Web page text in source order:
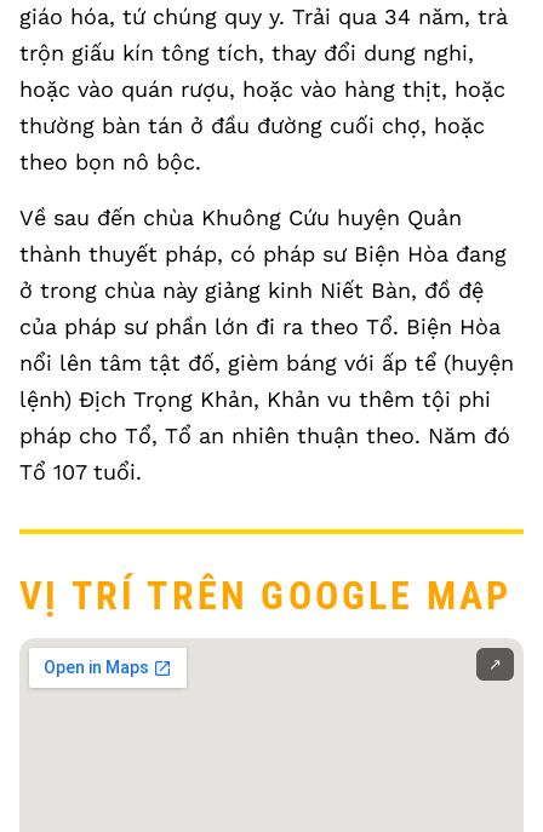
giáo hóa, tứ chúng quy y. Trải qua 34 năm, trà
trộn giấu kín tông tích, thay đổi dung nghi,
hoặc vào quán rượu, hoặc vào hàng thịt, hoặc
thường bàn tán ở đầu đường cuối chợ, hoặc
theo bọn nô bộc.
Về sau đến chùa Khuông Cứu huyện Quản
thành thuyết pháp, có pháp sư Biện Hòa đang
ở trong chùa này giảng kinh Niết Bàn, đồ đệ
của pháp sư phần lớn đi ra theo Tổ. Biện Hòa
nổi lên tâm tật đố, gièm báng với ấp tể (huyện
lệnh) Địch Trọng Khản, Khản vu thêm tội phi
pháp cho Tổ, Tổ an nhiên thuận theo. Năm đó
Tổ 107 tuổi.
VỊ TRÍ TRÊN GOOGLE MAP
↗️